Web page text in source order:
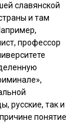
славянской
и там
профессор
русские, так и
понятие